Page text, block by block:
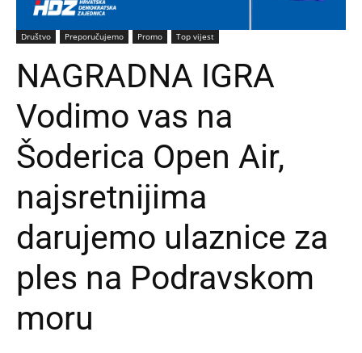
Društvo Preporučujemo Promo Top vijest
NAGRADNA IGRA
Vodimo vas na
Šoderica Open Air,
najsretnijima
darujemo ulaznice za
ples na Podravskom
moru